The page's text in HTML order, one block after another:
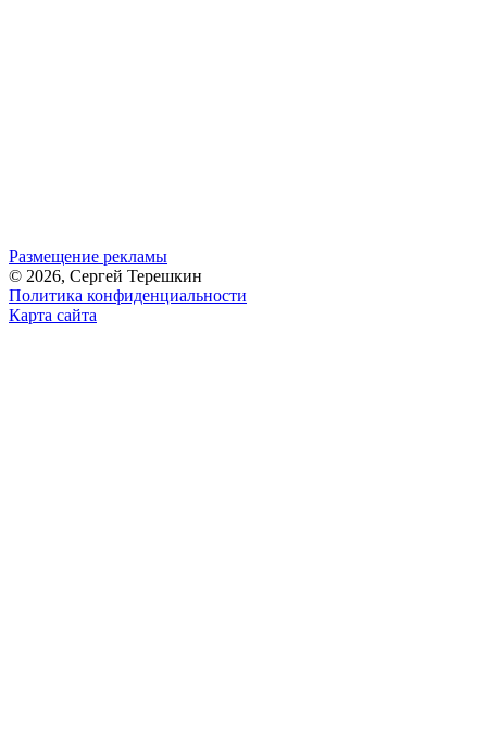
Размещение рекламы
© 2026, Сергей Терешкин
Политика конфиденциальности
Карта сайта